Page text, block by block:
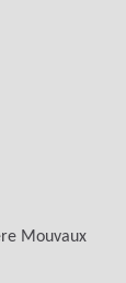
Mouvaux